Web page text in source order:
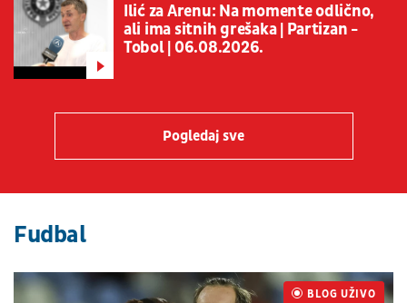
Ilić za Arenu: Na momente odlično,
ali ima sitnih grešaka | Partizan -
Tobol | 06.08.2026.
Pogledaj sve
Fudbal
UŽIVO
BLOG UŽIVO